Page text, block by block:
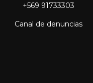
+569 91733303
Canal de denuncias